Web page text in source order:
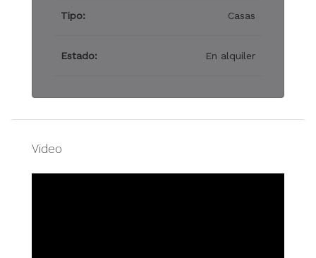
Tipo: Casas
Estado: En alquiler
Video